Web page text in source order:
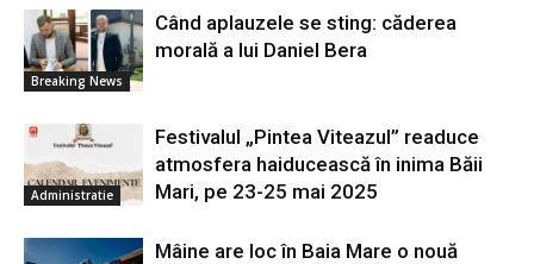
Breaking News
Când aplauzele se sting: căderea
morală a lui Daniel Bera
Administratie
Festivalul „Pintea Viteazul” readuce
atmosfera haiducească în inima Băii
Mari, pe 23-25 mai 2025
Mâine are loc în Baia Mare o nouă